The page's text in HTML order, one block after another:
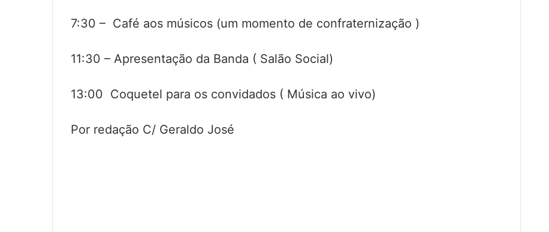
7:30 – Café aos músicos (um momento de confraternização )
11:30 – Apresentação da Banda ( Salão Social)
13:00 Coquetel para os convidados ( Música ao vivo)
Por redação C/ Geraldo José